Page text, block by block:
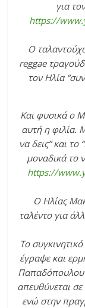
για
https://
Ο
reggae
τον Ηλία
Και φυσικά ο
αυτή η φιλία.
να δεις” και
μοναδικά το
https://
Ο Ηλίας
ταλέντο για
Το
έγραψε και
Παπαδόπουλου
απευθύνεται σε
ενώ στην